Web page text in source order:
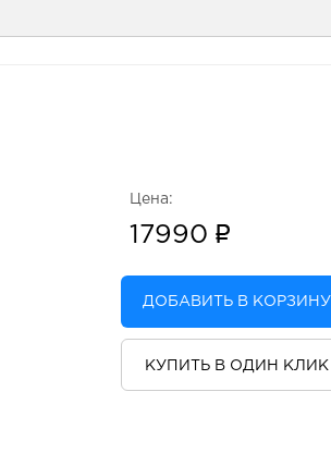
Цена:
17990
ДОБАВИТЬ В КОРЗИНУ
КУПИТЬ В ОДИН КЛИК